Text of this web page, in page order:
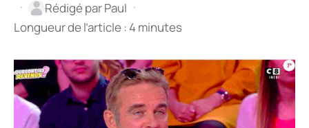
·
Rédigé parPaul ·
Longueur de l’article : 4 minutes